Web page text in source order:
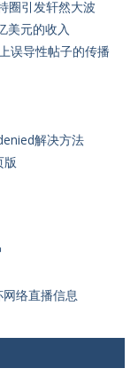
圈引发轩然大波
美元的收入
误导性帖子的传播
解决方法
版
络直播信息